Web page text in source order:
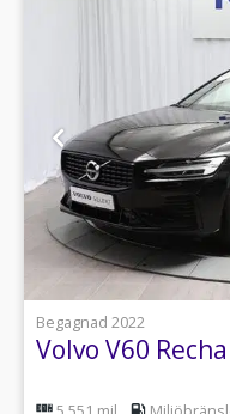
Begagnad 2022
Volvo V60